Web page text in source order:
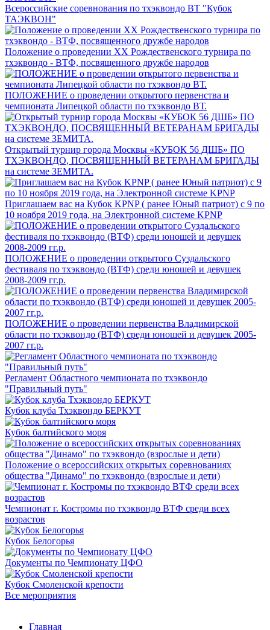
Всероссийские соревнования по тхэквондо ВТ "Кубок
ТАЭКВОН"
Положение о проведении XX Рождественского турнира по
тхэквондо - ВТФ, посвященного дружбе народов
ПОЛОЖЕНИЕ о проведении открытого первенства и
чемпионата Липецкой области по тхэквондо ВТ.
Открытый турнир города Москвы «КУБОК 56 ДШБ» ПО
ТХЭКВОНДО, ПОСВЯЩЕННЫЙ ВЕТЕРАНАМ БРИГАДЫ
на системе ЗЕМИТА.
Приглашаем вас на Кубок KPNP ( ранее Юный патриот) с 9 по
10 ноября 2019 года, на Электронной системе KPNP
ПОЛОЖЕНИЕ о проведении открытого Суздальского
фестиваля по тхэквондо (ВТФ) среди юношей и девушек
2008-2009 гг.р.
ПОЛОЖЕНИЕ о проведении первенства Владимирской
области по тхэквондо (ВТФ) среди юношей и девушек 2005-
2007 гг.р.
Регламент Областного чемпионата по тхэквондо
"Правильный путь"
Кубок клуба Тхэквондо БЕРКУТ
Кубок балтийского моря
Положение о всероссийских открытых соревнованиях
общества "Динамо" по тхэквондо (взрослые и дети)
Чемпионат г. Костромы по тхэквондо ВТФ среди всех
возрастов
Кубок Белогорья
Документы по Чемпионату ЦФО
Кубок Смоленской крепости
Все мероприятия
Главная